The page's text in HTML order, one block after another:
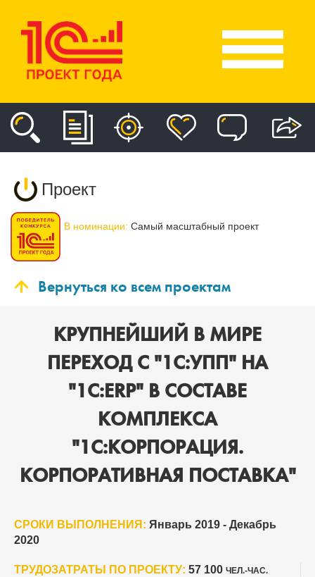
Проект
В номинации: Самый масштабный проект
Вернуться ко всем проектам
КРУПНЕЙШИЙ В МИРЕ
ПЕРЕХОД С "1С:УПП" НА
"1С:ERP" В СОСТАВЕ
КОМПЛЕКСА
"1С:КОРПОРАЦИЯ.
КОРПОРАТИВНАЯ ПОСТАВКА"
СРОКИ ВЫПОЛНЕНИЯ: Январь 2019 - Декабрь
2020
ТРУДОЗАТРАТЫ ПО ПРОЕКТУ: 57 100 ЧЕЛ.-ЧАС.